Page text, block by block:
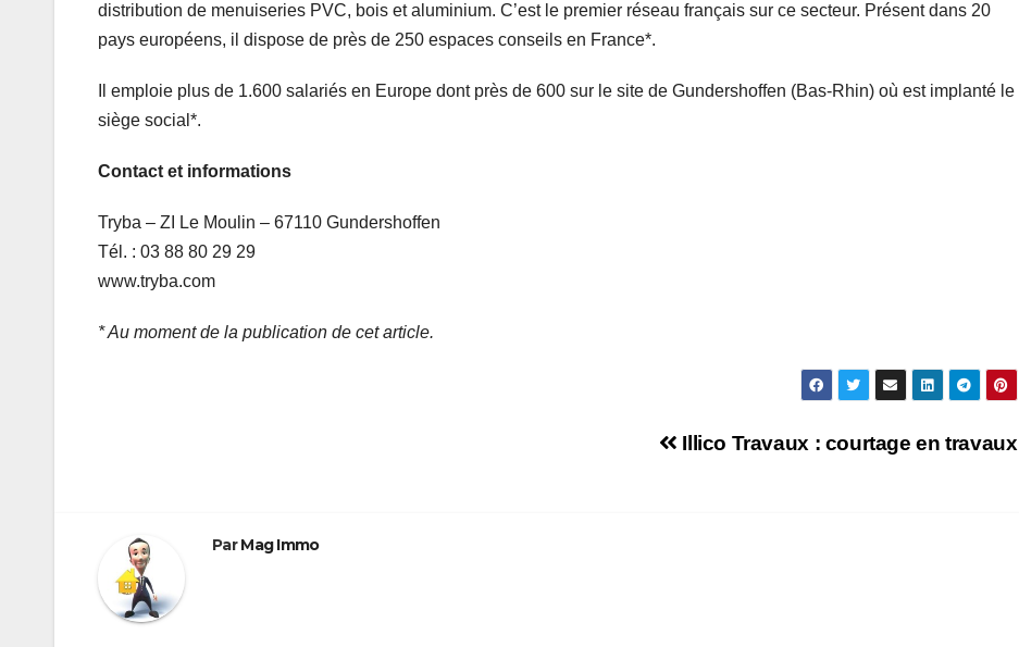
distribution de menuiseries PVC, bois et aluminium. C’est le premier réseau français sur ce secteur. Présent dans 20
pays européens, il dispose de près de 250 espaces conseils en France*.
Il emploie plus de 1.600 salariés en Europe dont près de 600 sur le site de Gundershoffen (Bas-Rhin) où est implanté le
siège social*.
Contact et informations
Tryba – ZI Le Moulin – 67110 Gundershoffen
Tél. : 03 88 80 29 29
www.tryba.com
* Au moment de la publication de cet article.
l’article
Illico Travaux : courtage en travaux
ParMag Immo